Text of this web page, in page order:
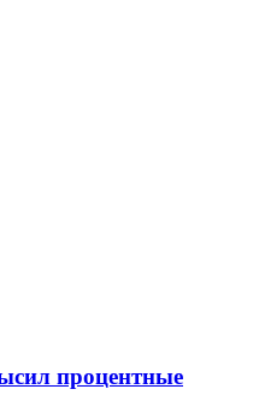
процентные